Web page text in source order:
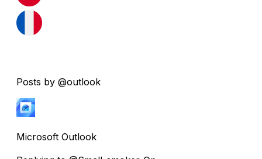
Posts by @outlook
Microsoft Outlook